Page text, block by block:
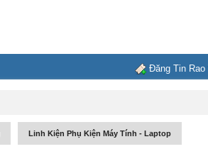
Đăng Tin Rao
Linh Kiện Phụ Kiện Máy Tính - Laptop